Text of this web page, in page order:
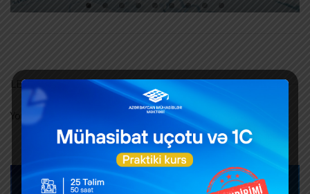
LEAVE A REPLY
You must be to post a comment.